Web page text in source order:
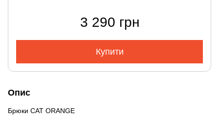
3 290 грн
Купити
Опис
Брюки CAT ORANGE